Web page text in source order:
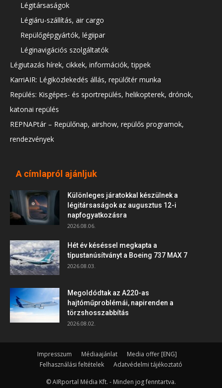
Légitársaságok
Légiáru-szállítás, air cargo
Repülőgépgyártók, légiipar
Léginavigációs szolgáltatók
Légiutazás hírek, cikkek, információk, tippek
KarriAIR: Légiközlekedés állás, repülőtér munka
Repülés: Kisgépes- és sportrepülés, helikopterek, drónok,
katonai repülés
REPNAPtár – Repülőnap, airshow, repülős programok,
rendezvények
A címlapról ajánljuk
Különleges járatokkal készülnek a
légitársaságok az augusztus 12-i
napfogyatkozásra
2026.08.06.
Hét év késéssel megkapta a
típustanúsítványt a Boeing 737 MAX 7
2026.08.03.
Megoldódtak az A220-as
hajtóműproblémái, napirenden a
törzshosszabbítás
2026.08.02.
Impresszum Médiaajánlat
Media offer [ENG]
Felhasználási feltételek
Adatvédelmi tájékoztató
© AIRportal Média Kft. - Minden jog fenntartva.